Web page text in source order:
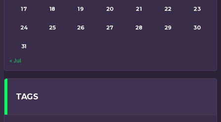
17 18 19 20 21 22 23
24 25 26 27 28 29 30
31
« Jul
TAGS